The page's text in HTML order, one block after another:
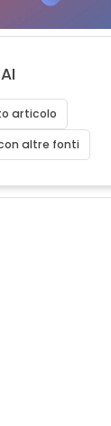
articolo
altre fonti